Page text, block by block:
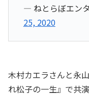
— ねとらぼエン
25, 2020
木村カエラさんと永
れ松子の一生』で共